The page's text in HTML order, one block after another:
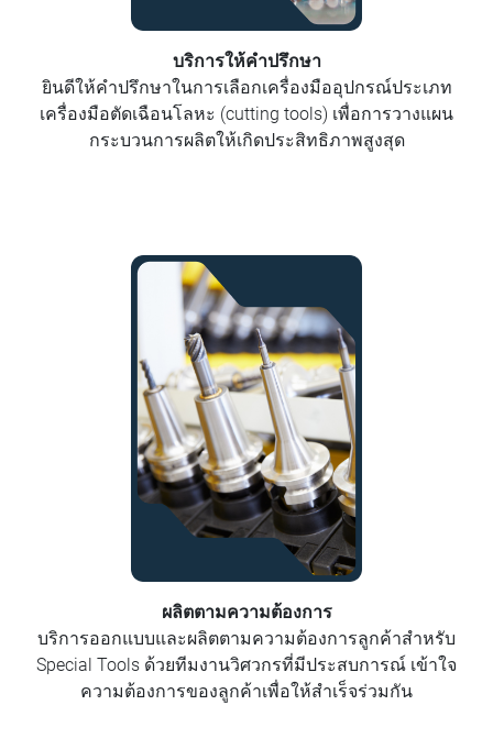
บริการให้คำปรึกษา
ยินดีให้คำปรึกษาในการเลือกเครื่องมืออุปกรณ์ประเภท
เครื่องมือตัดเฉือนโลหะ (cutting tools) เพื่อการวางแผน
กระบวนการผลิตให้เกิดประสิทธิภาพสูงสุด
ผลิตตามความต้องการ
บริการออกแบบและผลิตตามความต้องการลูกค้าสำหรับ
Special Tools ด้วยทีมงานวิศวกรที่มีประสบการณ์ เข้าใจ
ความต้องการของลูกค้าเพื่อให้สำเร็จร่วมกัน